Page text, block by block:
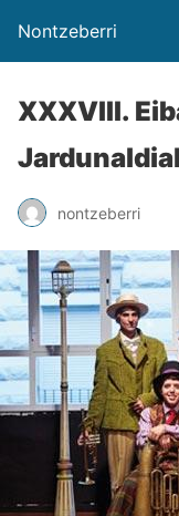
Nontzeberri
XXXVIII.
nontzeberri